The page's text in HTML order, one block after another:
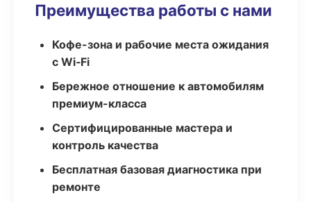
Преимущества работы с нами
Кофе-зона и рабочие места ожидания
с Wi‑Fi
Бережное отношение к автомобилям
премиум-класса
Сертифицированные мастера и
контроль качества
Бесплатная базовая диагностика при
ремонте